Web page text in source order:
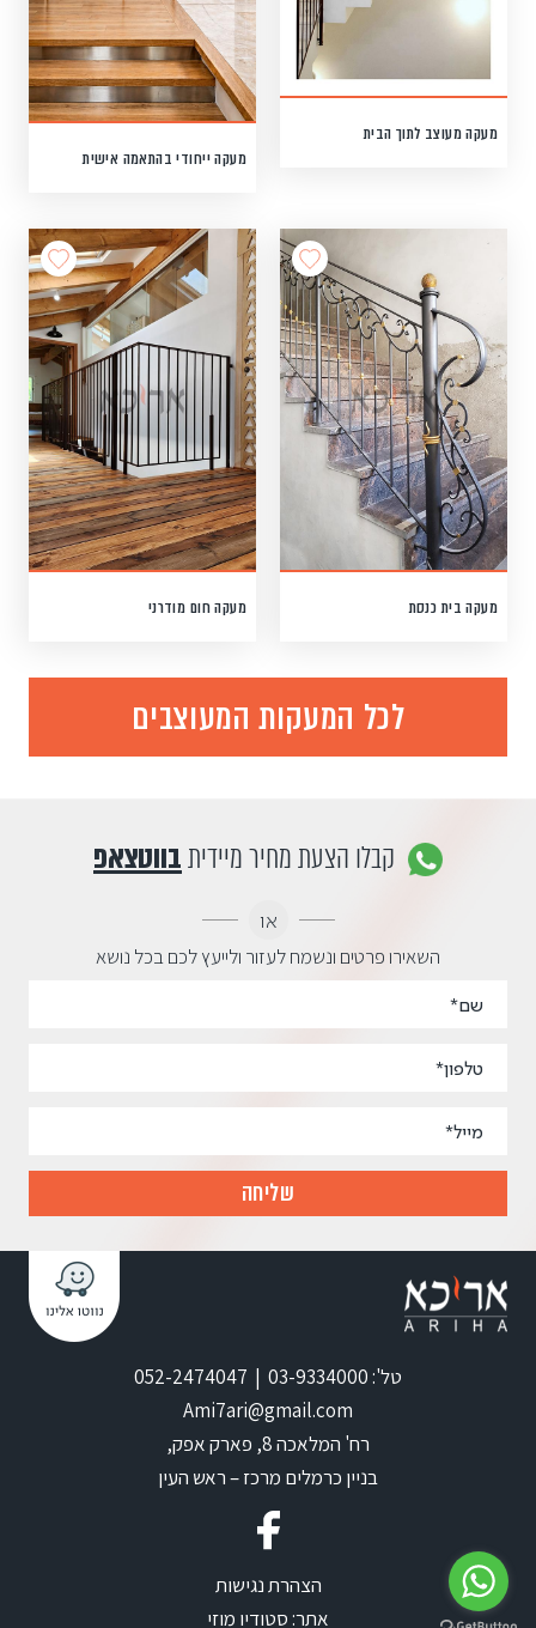
מעקה מעוצב לתוך הבית
מעקה ייחודי בהתאמה אישית
מעקה בית כנסת מעקה חום מודרני
לכל המעקות המעוצבים
קבלו הצעת מחיר מיידיתבווטצאפ
או
השאירו פרטים ונשמח לעזור ולייעץ לכם בכל נושא
טל': 03-9334000 | 052-2474047
Ami7ari@gmail.com
רח' המלאכה 8, פארק אפק,
בניין כרמלים מרכז – ראש העין
הצהרת נגישות
אתר:סטודיו מוזי